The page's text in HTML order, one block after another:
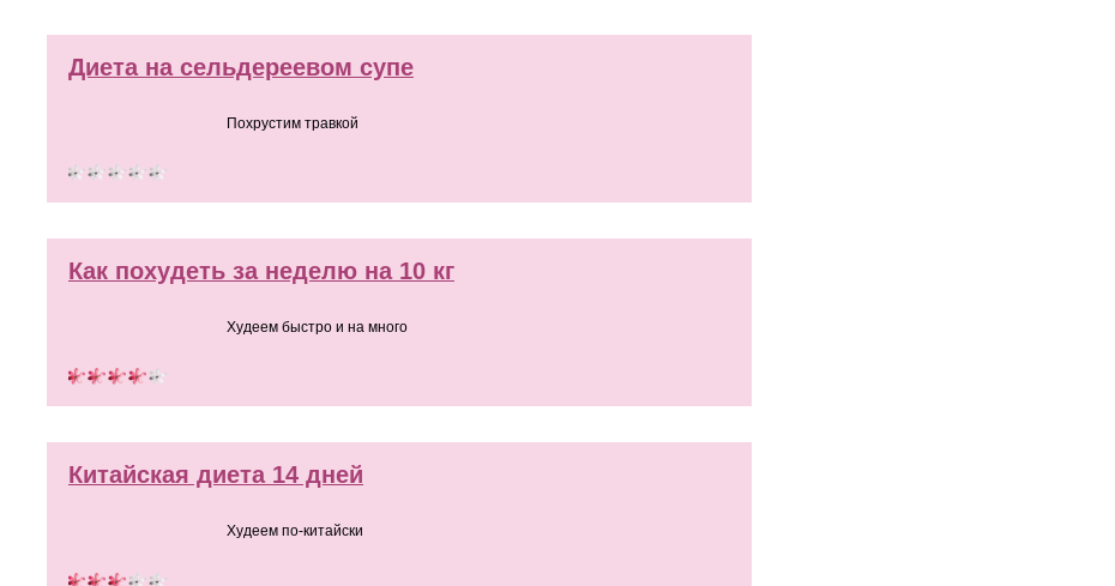
Диета на сельдереевом супе
Похрустим травкой
Как похудеть за неделю на 10 кг
Худеем быстро и на много
Китайская диета 14 дней
Худеем по-китайски